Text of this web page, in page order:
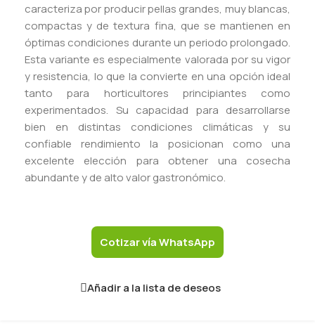
caracteriza por producir pellas grandes, muy blancas,
compactas y de textura fina, que se mantienen en
óptimas condiciones durante un periodo prolongado.
Esta variante es especialmente valorada por su vigor
y resistencia, lo que la convierte en una opción ideal
tanto para horticultores principiantes como
experimentados. Su capacidad para desarrollarse
bien en distintas condiciones climáticas y su
confiable rendimiento la posicionan como una
excelente elección para obtener una cosecha
abundante y de alto valor gastronómico.
Cotizar vía WhatsApp
Añadir a la lista de deseos